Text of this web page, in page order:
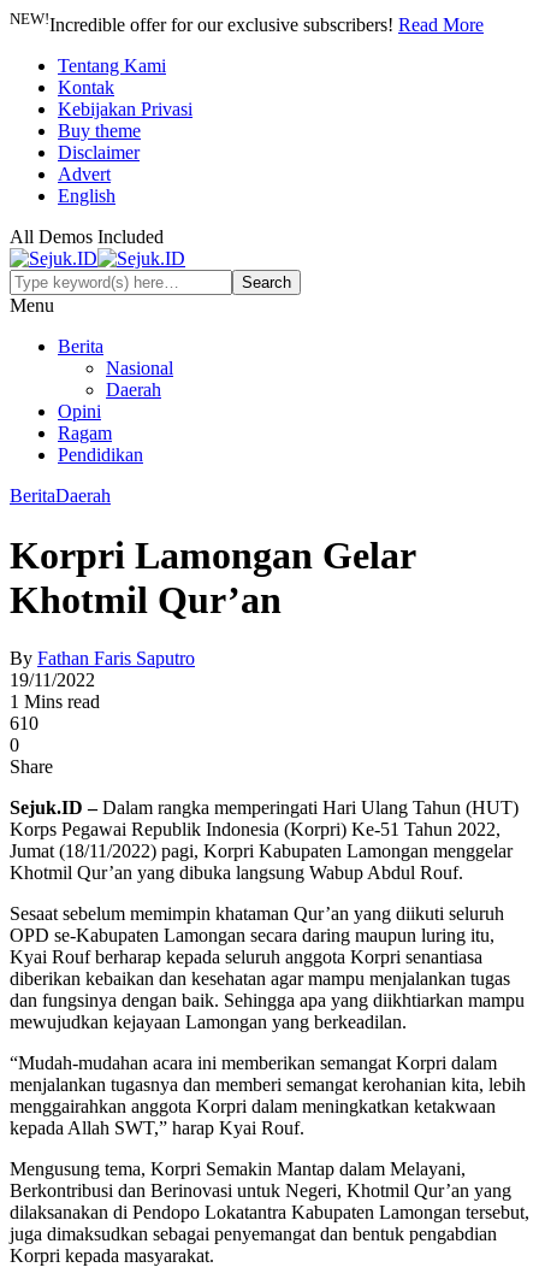
NEW!Incredible offer for our exclusive subscribers! Read More
Tentang Kami
Kontak
Kebijakan Privasi
Buy theme
Disclaimer
Advert
English
All Demos Included
Menu
Berita
Nasional
Daerah
Opini
Ragam
Pendidikan
BeritaDaerah
Korpri Lamongan Gelar
Khotmil Qur’an
By Fathan Faris Saputro
19/11/2022
1 Mins read
610
0
Share
Sejuk.ID –Dalam rangka memperingati Hari Ulang Tahun (HUT)
Korps Pegawai Republik Indonesia (Korpri) Ke-51 Tahun 2022,
Jumat (18/11/2022) pagi, Korpri Kabupaten Lamongan menggelar
Khotmil Qur’an yang dibuka langsung Wabup Abdul Rouf.
Sesaat sebelum memimpin khataman Qur’an yang diikuti seluruh
OPD se-Kabupaten Lamongan secara daring maupun luring itu,
Kyai Rouf berharap kepada seluruh anggota Korpri senantiasa
diberikan kebaikan dan kesehatan agar mampu menjalankan tugas
dan fungsinya dengan baik. Sehingga apa yang diikhtiarkan mampu
mewujudkan kejayaan Lamongan yang berkeadilan.
“Mudah-mudahan acara ini memberikan semangat Korpri dalam
menjalankan tugasnya dan memberi semangat kerohanian kita, lebih
menggairahkan anggota Korpri dalam meningkatkan ketakwaan
kepada Allah SWT,” harap Kyai Rouf.
Mengusung tema, Korpri Semakin Mantap dalam Melayani,
Berkontribusi dan Berinovasi untuk Negeri, Khotmil Qur’an yang
dilaksanakan di Pendopo Lokatantra Kabupaten Lamongan tersebut,
juga dimaksudkan sebagai penyemangat dan bentuk pengabdian
Korpri kepada masyarakat.